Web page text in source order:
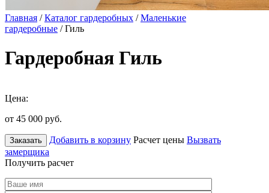
Главная /Каталог гардеробных /Маленькие
гардеробные / Гиль
Гардеробная Гиль
Цена:
от 45 000 руб.
Заказать Добавить в корзину Расчет цены Вызвать
замерщика
Получить расчет